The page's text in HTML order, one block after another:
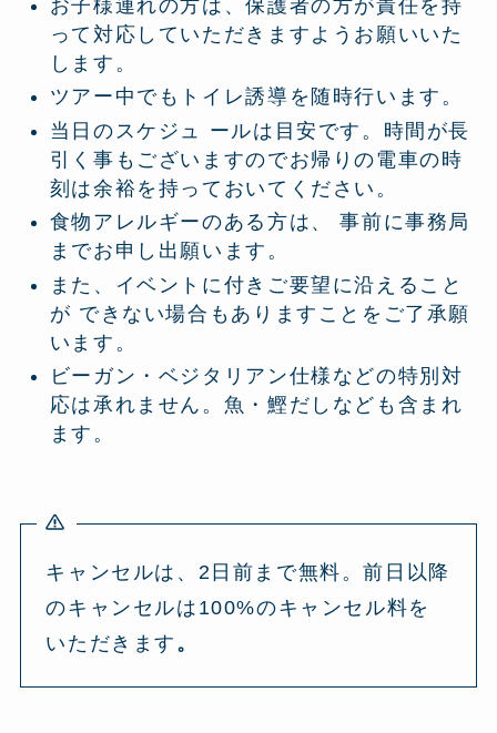
お子様連れの方は、保護者の方が責任を持
って対応していただきますようお願いいた
します。
ツアー中でもトイレ誘導を随時行います。
当日のスケジュ ールは目安です。時間が長
引く事もございますのでお帰りの電車の時
刻は余裕を持っておいてください。
食物アレルギーのある方は、 事前に事務局
までお申し出願います。
また、イベントに付きご要望に沿えること
が できない場合もありますことをご了承願
います。
ビーガン・ベジタリアン仕様などの特別対
応は承れません。魚・鰹だしなども含まれ
ます。
キャンセルは、2日前まで無料。前日以降
のキャンセルは100%のキャンセル料を
いただきます 。